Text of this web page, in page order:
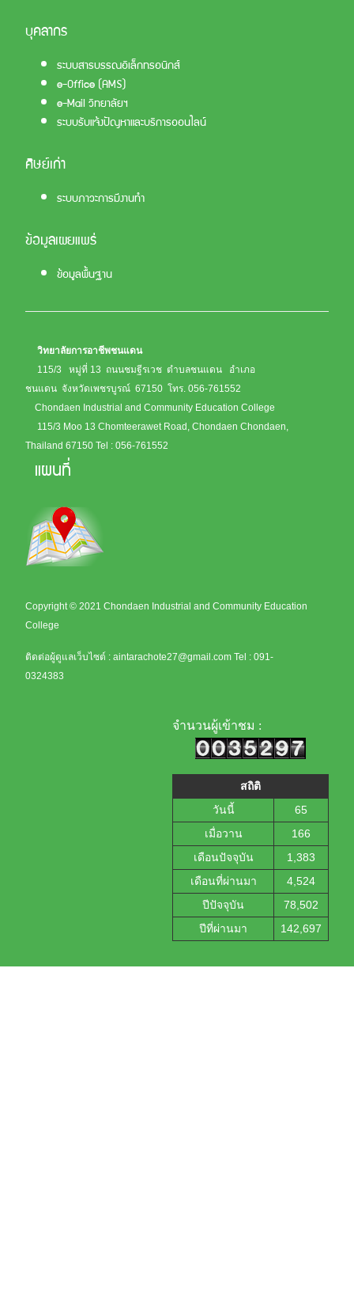
บุคลากร
ระบบสารบรรณอิเล็กทรอนิกส์
e-Office (AMS)
e-Mail วิทยาลัยฯ
ระบบรับแจ้งปัญหาและบริการออนไลน์
ศิษย์เก่า
ระบบภาวะการมีงานทำ
ข้อมูลเผยแพร่
ข้อมูลพื้นฐาน
วิทยาลัยการอาชีพชนแดน
115/3 หมู่ที่ 13 ถนนชมฐีรเวช ตำบลชนแดน อำเภอ
ชนแดน จังหวัดเพชรบูรณ์ 67150 โทร. 056-761552
Chondaen Industrial and Community Education College
115/3 Moo 13 Chomteerawet Road, Chondaen Chondaen,
Thailand 67150 Tel : 056-761552
แผนที่
Copyright © 2021 Chondaen Industrial and Community Education
College
ติดต่อผู้ดูแลเว็บไซต์ : aintarachote27@gmail.com Tel : 091-
0324383
จำนวนผู้เข้าชม :
สถิติ
วันนี้
65
เมื่อวาน
166
เดือนปัจจุบัน
1,383
เดือนที่ผ่านมา
4,524
ปีปัจจุบัน
78,502
ปีที่ผ่านมา
142,697